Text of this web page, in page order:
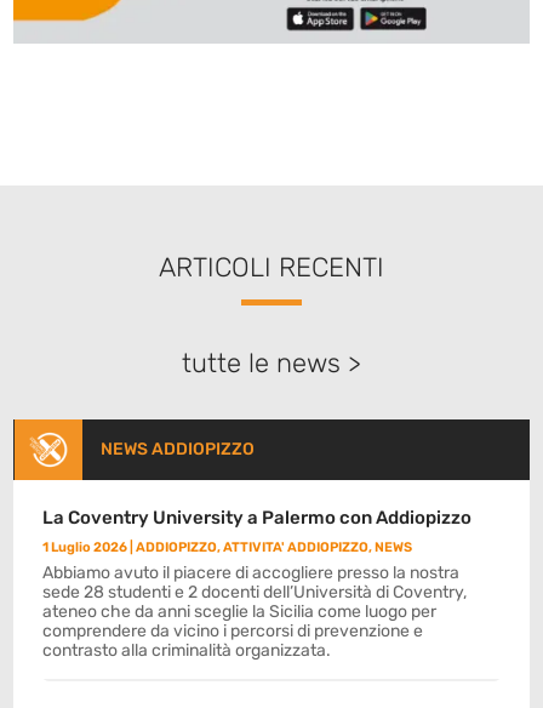
ARTICOLI RECENTI
tutte le news >
NEWS ADDIOPIZZO
La Coventry University a Palermo con Addiopizzo
1 Luglio 2026 |ADDIOPIZZO,ATTIVITA' ADDIOPIZZO,NEWS
Abbiamo avuto il piacere di accogliere presso la nostra
sede 28 studenti e 2 docenti dell’Università di Coventry,
ateneo che da anni sceglie la Sicilia come luogo per
comprendere da vicino i percorsi di prevenzione e
contrasto alla criminalità organizzata.